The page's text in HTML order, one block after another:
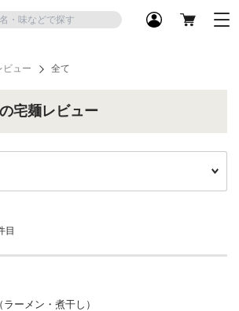
ビュー 全て
宅麺レビュー
目
ーメン・煮干し）